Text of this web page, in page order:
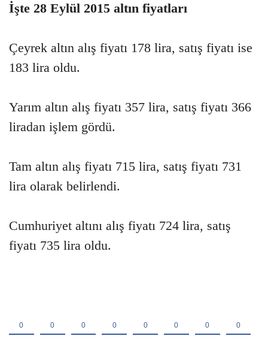
İşte 28 Eylül 2015 altın fiyatları
Çeyrek altın alış fiyatı 178 lira, satış fiyatı ise
183 lira oldu.
Yarım altın alış fiyatı 357 lira, satış fiyatı 366
liradan işlem gördü.
Tam altın alış fiyatı 715 lira, satış fiyatı 731
lira olarak belirlendi.
Cumhuriyet altını alış fiyatı 724 lira, satış
fiyatı 735 lira oldu.